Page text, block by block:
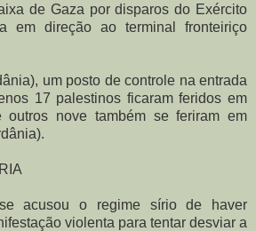
de Gaza por disparos do Exército
em direção ao terminal fronteiriço
um posto de controle na entrada
17 palestinos ficaram feridos em
outros nove também se feriram em
acusou o regime sírio de haver
violenta para tentar desviar a